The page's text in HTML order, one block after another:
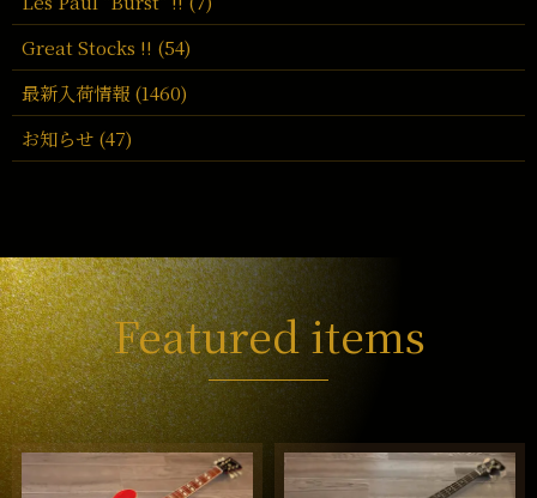
Great Stocks !! (54)
最新入荷情報 (1460)
お知らせ (47)
Featured items